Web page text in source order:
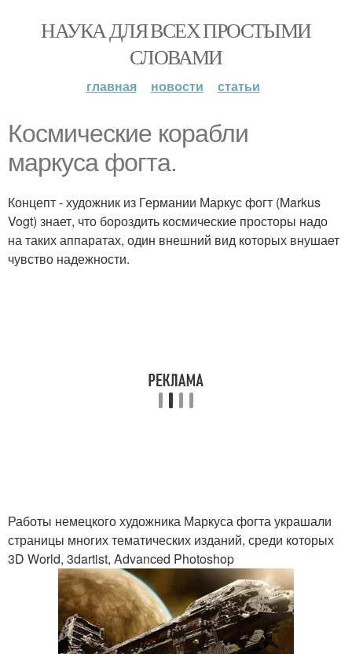
НАУКА ДЛЯ ВСЕХ ПРОСТЫМИ
СЛОВАМИ
главная новости статьи
Космические корабли
маркуса фогта.
Концепт - художник из Германии Маркус фогт (Markus
Vogt) знает, что бороздить космические просторы надо
на таких аппаратах, один внешний вид которых внушает
чувство надежности.
Работы немецкого художника Маркуса фогта украшали
страницы многих тематических изданий, среди которых
3D World, 3dartist, Advanced Photoshop